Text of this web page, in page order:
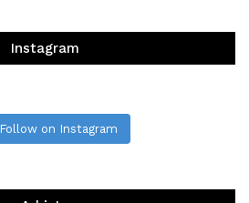
Instagram
Follow on Instagram